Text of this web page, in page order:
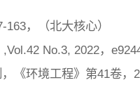
，（北大核心）
No.3, 2022，
《环境工程》第41卷，